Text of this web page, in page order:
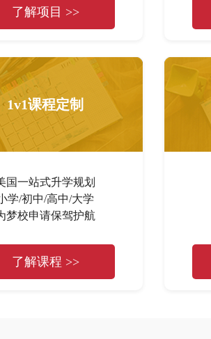
了解项目 >>
1v1课程定制
国一站式升学规划
学/初中/高中/大学
梦校申请保驾护航
了解课程 >>